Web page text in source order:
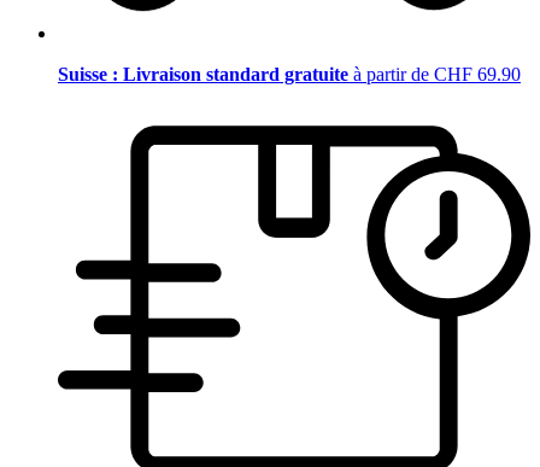
Suisse : Livraison standard gratuite à partir de CHF 69.90